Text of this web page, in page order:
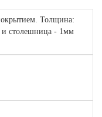
Толщина:
столешница - 1мм